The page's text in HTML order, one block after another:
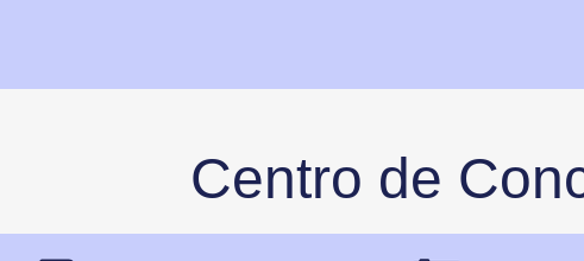
Centro de